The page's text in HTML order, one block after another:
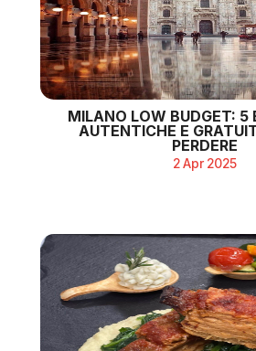
MILANO LOW BUDGET: 5
AUTENTICHE E
PERDERE
2 Apr 2025